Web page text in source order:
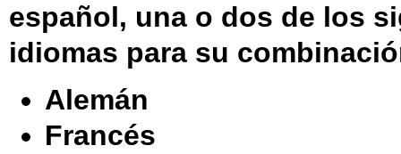
español, una o dos de los
idiomas para su
Alemán
Francés